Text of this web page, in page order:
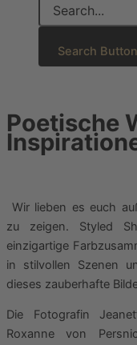
Search Button
Poetische
Wir lieben es euch
zu zeigen. Styled
einzigartige
in stilvollen Szenen
dieses zauberhafte
Die Fotografin
Roxanne von